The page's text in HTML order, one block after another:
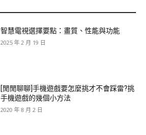
智慧電視選擇要點：畫質、性能與功能
2025 年 2 月 19 日
[閒閒聊聊]手機遊戲要怎麼挑才不會踩雷?挑
手機遊戲的幾個小方法
2020 年 8 月 2 日